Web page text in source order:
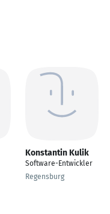
Konstantin Kulik
Software-Entwickler
Regensburg